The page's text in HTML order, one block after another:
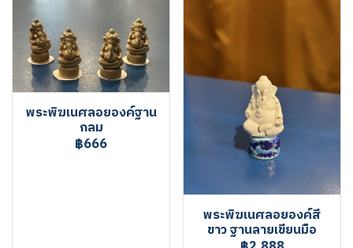
พระพิฆเนศลอยองค์ฐาน
กลม
฿666
พระพิฆเนศลอยองค์สี
ขาว ฐานลายเขียนมือ